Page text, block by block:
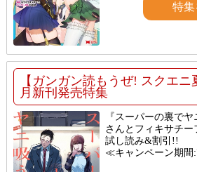
特集
【ガンガン読もうぜ! スクエニ
月新刊発売特集
『スーパーの裏で
さんとフィキサチ
試し読み&割引!!
≪キャンペーン期間